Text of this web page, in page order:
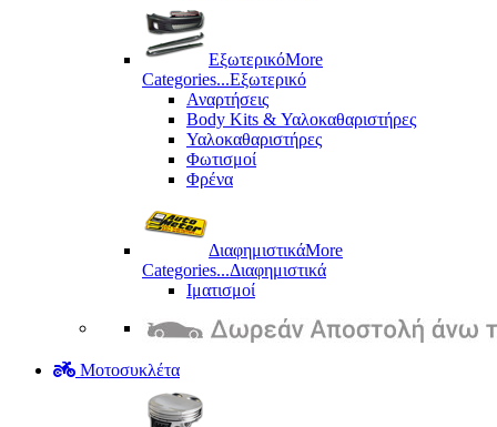
ΕξωτερικόMore
Categories...Εξωτερικό
Αναρτήσεις
Body Kits & Υαλοκαθαριστήρες
Υαλοκαθαριστήρες
Φωτισμοί
Φρένα
ΔιαφημιστικάMore
Categories...Διαφημιστικά
Ιματισμοί
Μοτοσυκλέτα